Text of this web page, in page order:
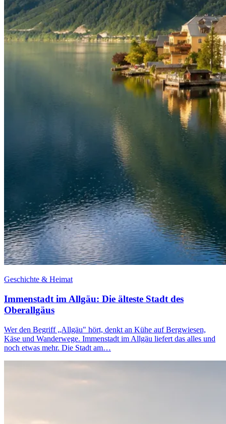
Geschichte & Heimat
Immenstadt im Allgäu: Die älteste Stadt des
Oberallgäus
Wer den Begriff „Allgäu" hört, denkt an Kühe auf Bergwiesen,
Käse und Wanderwege. Immenstadt im Allgäu liefert das alles und
noch etwas mehr. Die Stadt am…